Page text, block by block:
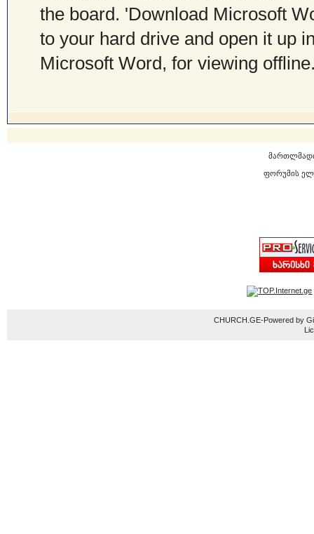
the board. 'Download Microsoft
to your hard drive and open it up
Microsoft Word, for viewing
ფორუმის
CHURCH.GE-Powered by